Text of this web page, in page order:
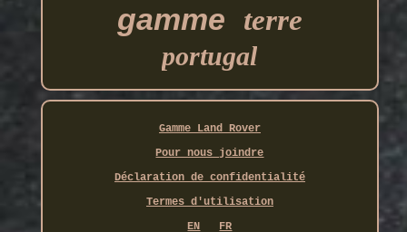
gamme terre
portugal
Gamme Land Rover
Pour nous joindre
Déclaration de confidentialité
Termes d'utilisation
EN
FR